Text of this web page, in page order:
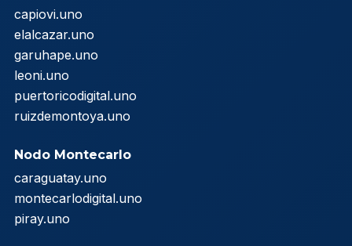
capiovi.uno
elalcazar.uno
garuhape.uno
leoni.uno
puertoricodigital.uno
ruizdemontoya.uno
Nodo Montecarlo
caraguatay.uno
montecarlodigital.uno
piray.uno